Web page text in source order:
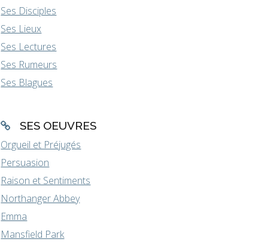
Ses Disciples
Ses Lieux
Ses Lectures
Ses Rumeurs
Ses Blagues
SES OEUVRES
Orgueil et Préjugés
Persuasion
Raison et Sentiments
Northanger Abbey
Emma
Mansfield Park